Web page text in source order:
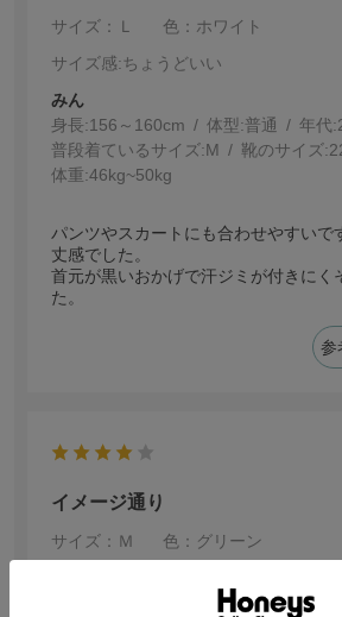
サイズ：Ｌ
色：ホワイト
サイズ感:ちょうどいい
みん
身長:156～160cm 体型:普通 年代:
普段着ているサイズ:M 靴のサイズ:
体重:46kg~50kg
パンツやスカートにも合わせやすいで
丈感でした。
首元が黒いおかげで汗ジミが付きにく
た。
参
イメージ通り
サイズ：Ｍ
色：グリーン